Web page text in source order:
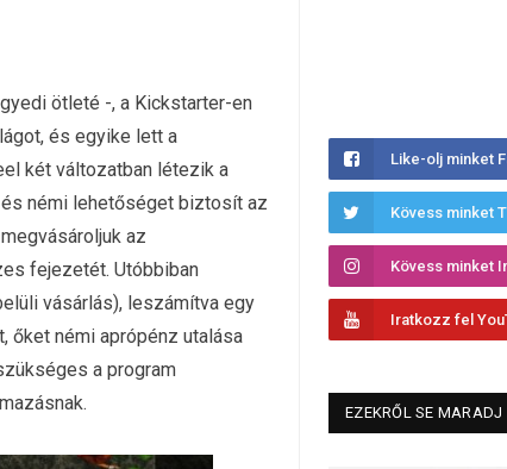
ötleté -, a Kickstarter-en
és egyike lett a
két változatban létezik a
némi lehetőséget biztosít az
az
fejezetét. Utóbbiban
vásárlás), leszámítva egy
őket némi aprópénz utalása
a program
Like-olj minket
Kövess minket
Kövess minket
Iratkozz fel
EZEKRŐL SE MARADJ